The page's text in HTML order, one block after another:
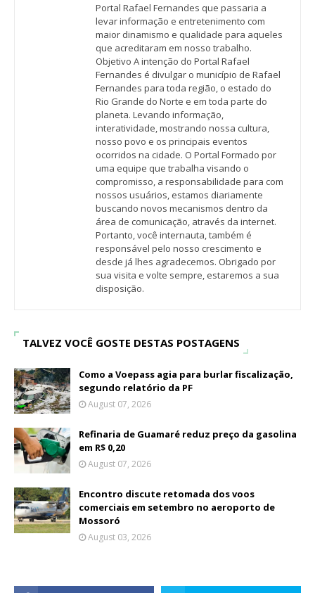
Portal Rafael Fernandes que passaria a
levar informação e entretenimento com
maior dinamismo e qualidade para aqueles
que acreditaram em nosso trabalho.
Objetivo A intenção do Portal Rafael
Fernandes é divulgar o município de Rafael
Fernandes para toda região, o estado do
Rio Grande do Norte e em toda parte do
planeta. Levando informação,
interatividade, mostrando nossa cultura,
nosso povo e os principais eventos
ocorridos na cidade. O Portal Formado por
uma equipe que trabalha visando o
compromisso, a responsabilidade para com
nossos usuários, estamos diariamente
buscando novos mecanismos dentro da
área de comunicação, através da internet.
Portanto, você internauta, também é
responsável pelo nosso crescimento e
desde já lhes agradecemos. Obrigado por
sua visita e volte sempre, estaremos a sua
disposição.
TALVEZ VOCÊ GOSTE DESTAS POSTAGENS
Como a Voepass agia para burlar fiscalização,
segundo relatório da PF
August 07, 2026
Refinaria de Guamaré reduz preço da gasolina
em R$ 0,20
August 07, 2026
Encontro discute retomada dos voos
comerciais em setembro no aeroporto de
Mossoró
August 03, 2026